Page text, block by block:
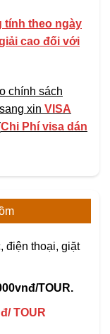
tính theo ngày
cao đối với
chính sách
xin VISA
Chi Phí visa dán
điện thoại, giặt
TOUR.
TOUR